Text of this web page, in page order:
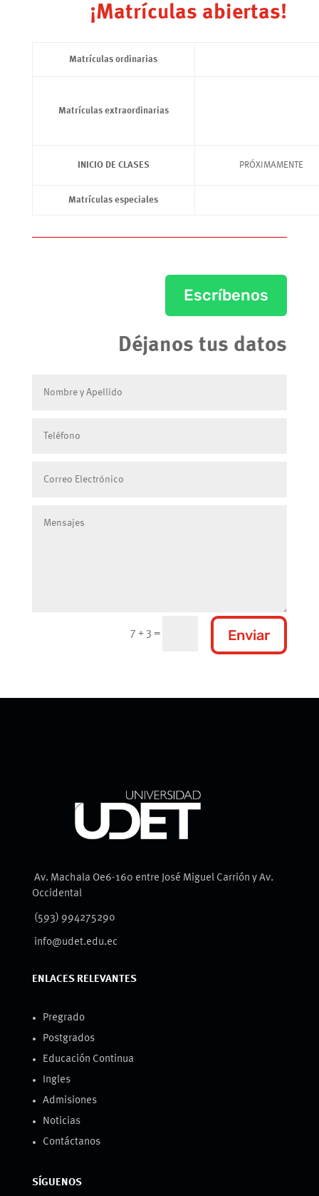
¡Matrículas abiertas!
Matrículas ordinarias
Matrículas extraordinarias
INICIO DE CLASES PRÓXIMAMENTE
Matrículas especiales
Escríbenos
Déjanos tus datos
7 + 3 = Enviar
Av. Machala Oe6-160 entre José Miguel Carrión y Av.
Occidental
(593) 994275290
info@udet.edu.ec
ENLACES RELEVANTES
Pregrado
Postgrados
Educación Continua
Ingles
Admisiones
Noticias
Contáctanos
SÍGUENOS